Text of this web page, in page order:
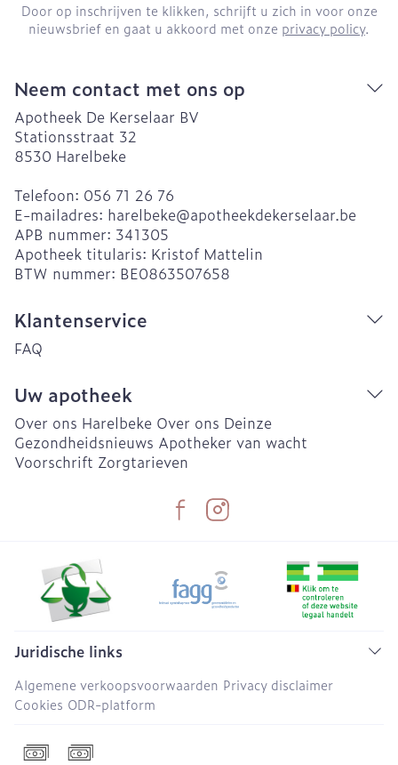
Door op inschrijven te klikken, schrijft u zich in voor onze
nieuwsbrief en gaat u akkoord met onze privacy policy.
Neem contact met ons op
Apotheek De Kerselaar BV
Stationsstraat 32
8530 Harelbeke
Telefoon: 056 71 26 76
E-mailadres: harelbeke@apotheekdekerselaar.be
APB nummer: 341305
Apotheek titularis: Kristof Mattelin
BTW nummer: BE0863507658
Klantenservice
FAQ
Uw apotheek
Over ons Harelbeke Over ons Deinze
Gezondheidsnieuws Apotheker van wacht
Voorschrift Zorgtarieven
Juridische links
Algemene verkoopsvoorwaarden Privacy disclaimer
Cookies ODR-platform